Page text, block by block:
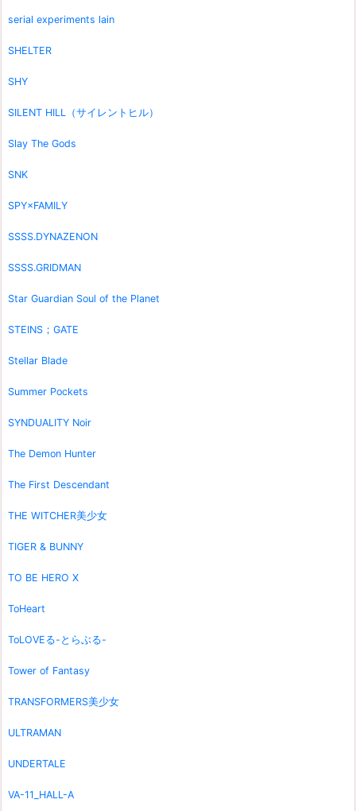
serial experiments lain
SHELTER
SHY
SILENT HILL（サイレントヒル）
Slay The Gods
SNK
SPY×FAMILY
SSSS.DYNAZENON
SSSS.GRIDMAN
Star Guardian Soul of the Planet
STEINS；GATE
Stellar Blade
Summer Pockets
SYNDUALITY Noir
The Demon Hunter
The First Descendant
THE WITCHER美少女
TIGER & BUNNY
TO BE HERO X
ToHeart
ToLOVEる-とらぶる-
Tower of Fantasy
TRANSFORMERS美少女
ULTRAMAN
UNDERTALE
VA-11_HALL-A